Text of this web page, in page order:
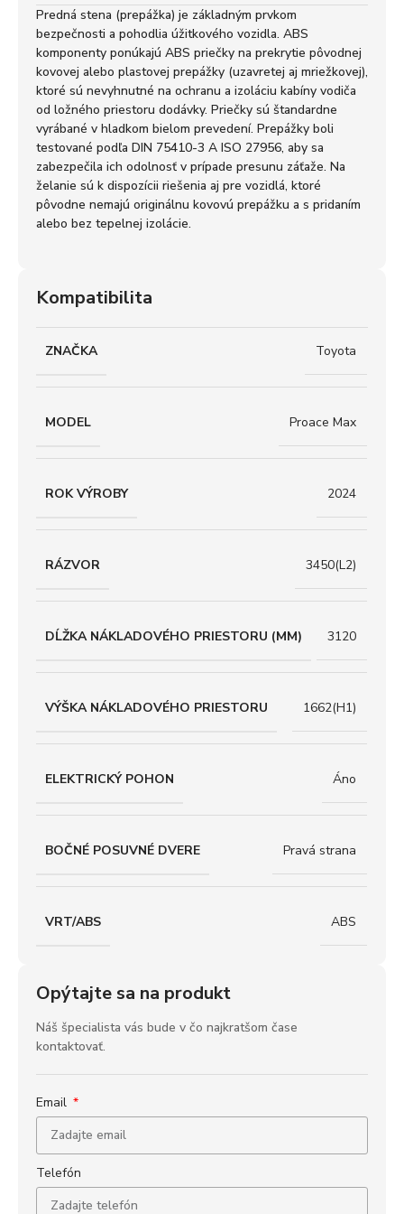
Predná stena (prepážka) je základným prvkom
bezpečnosti a pohodlia úžitkového vozidla. ABS
komponenty ponúkajú ABS priečky na prekrytie pôvodnej
kovovej alebo plastovej prepážky (uzavretej aj mriežkovej),
ktoré sú nevyhnutné na ochranu a izoláciu kabíny vodiča
od ložného priestoru dodávky. Priečky sú štandardne
vyrábané v hladkom bielom prevedení. Prepážky boli
testované podľa DIN 75410-3 A ISO 27956, aby sa
zabezpečila ich odolnosť v prípade presunu záťaže. Na
želanie sú k dispozícii riešenia aj pre vozidlá, ktoré
pôvodne nemajú originálnu kovovú prepážku a s pridaním
alebo bez tepelnej izolácie.
Kompatibilita
ZNAČKA Toyota
MODEL Proace Max
ROK VÝROBY 2024
RÁZVOR 3450(L2)
DĹŽKA NÁKLADOVÉHO PRIESTORU (MM) 3120
VÝŠKA NÁKLADOVÉHO PRIESTORU 1662(H1)
ELEKTRICKÝ POHON Áno
BOČNÉ POSUVNÉ DVERE Pravá strana
VRT/ABS ABS
Opýtajte sa na produkt
Náš špecialista vás bude v čo najkratšom čase
kontaktovať.
Email
Telefón